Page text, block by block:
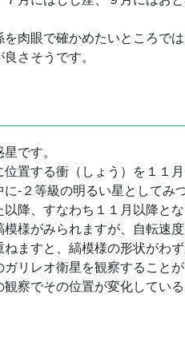
肉眼で確かめたいところで
さそうです。
です。
置する衝（しょう）を１１
-２等級の明るい星としてみ
降、すなわち１１月以降とな
様がみられますが、自転速
ますと、縞模様の形状がわ
リレオ衛星を観察することが
察でその位置が変化している